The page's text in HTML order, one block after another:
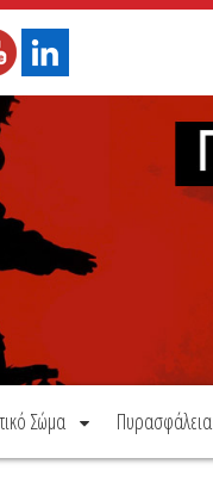
Σώμα Πυρασφάλεια